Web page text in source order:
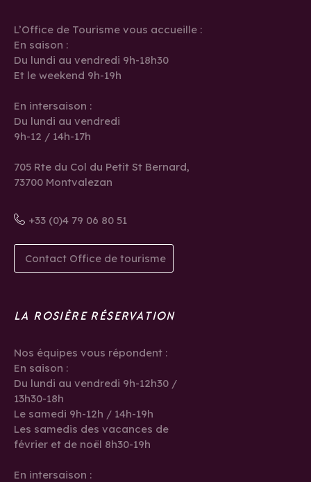
L’Office de Tourisme vous accueille :
En saison :
Du lundi au vendredi 9h-18h30
Et le weekend 9h-19h
En intersaison :
Du lundi au vendredi
9h-12 / 14h-17h
705 Rte du Col du Petit St Bernard,
73700 Montvalezan
+33 (0)4 79 06 80 51
Contact Office de tourisme
LA ROSIÈRE RÉSERVATION
Nos équipes vous répondent :
En saison :
Du lundi au vendredi 9h-12h30 /
13h30-18h
Le samedi 9h-12h / 14h-19h
Les samedis des vacances de
février et de noël 8h30-19h
En intersaison :